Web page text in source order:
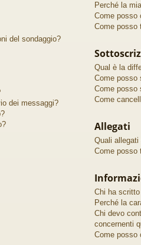
del sondaggio?
dei messaggi?
Perché la
Come posso
Come posso
Qual è la
Come posso
Come posso
Come
Allegati
Quali
Come posso
Chi ha
Perché la
Chi devo
concernenti
Come posso